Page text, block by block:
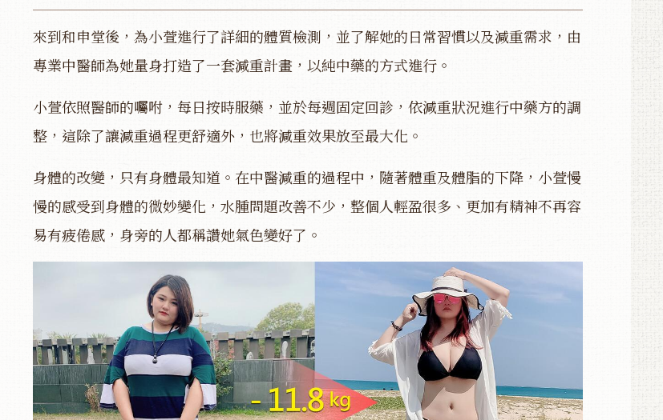
來到和申堂後，為小萱進行了詳細的體質檢測，並了解她的日常習慣以及減重需求，由
專業中醫師為她量身打造了一套減重計畫，以純中藥的方式進行。
小萱依照醫師的囑咐，每日按時服藥，並於每週固定回診，依減重狀況進行中藥方的調
整，這除了讓減重過程更舒適外，也將減重效果放至最大化。
身體的改變，只有身體最知道。在中醫減重的過程中，隨著體重及體脂的下降，小萱慢
慢的感受到身體的微妙變化，水腫問題改善不少，整個人輕盈很多、更加有精神不再容
易有疲倦感，身旁的人都稱讚她氣色變好了。